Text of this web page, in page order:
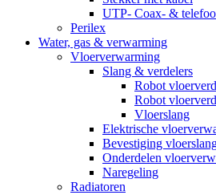
UTP- Coax- &
Perilex
Water, gas & verwarming
Vloerverwarming
Slang & verdelers
Robot
Robot
Vloerslang
Elektrische
Bevestiging
Onderdelen
Naregeling
Radiatoren